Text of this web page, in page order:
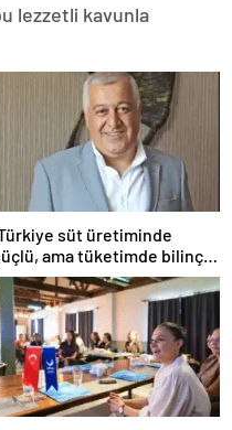
lezzetli kavunla
süt üretiminde
ama tüketimde bilinç